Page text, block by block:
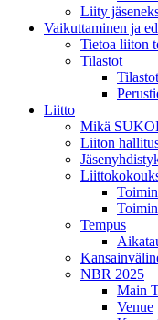
Liity
Vaikuttaminen ja
Tietoa liiton
Tilastot
Liitto
Mikä
Liiton
Tempus
NBR 2025
Main
Venue